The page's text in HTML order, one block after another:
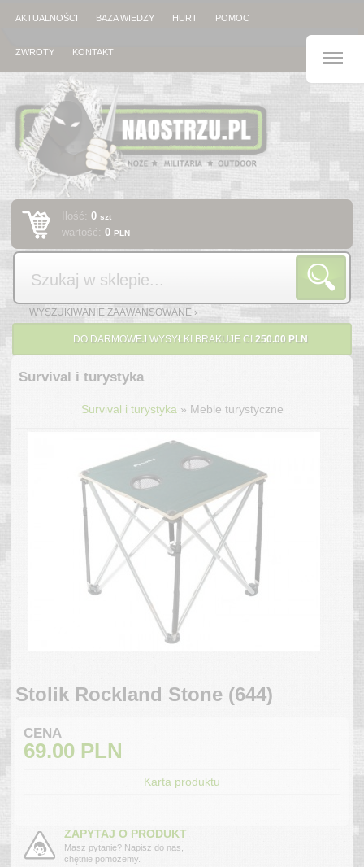
AKTUALNOŚCI BAZA WIEDZY HURT POMOC
ZWROTY KONTAKT
Ilość:0szt
wartość:0PLN
Szukaj
WYSZUKIWANIE ZAAWANSOWANE ›
DO DARMOWEJ WYSYŁKI BRAKUJE CI 250.00 PLN
Survival i turystyka
Survival i turystyka » Meble turystyczne
Stolik Rockland Stone (644)
CENA
69.00 PLN
Karta produktu
ZAPYTAJ O PRODUKT
Masz pytanie? Napisz do nas,
chętnie pomożemy.